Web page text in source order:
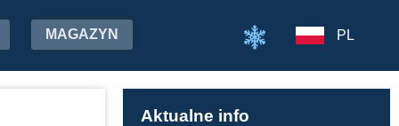
MAGAZYN PL
Aktualne info